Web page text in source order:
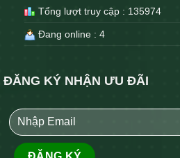
Tổng lượt truy cập : 135974
Đang online : 4
ĐĂNG KÝ NHẬN ƯU ĐÃI